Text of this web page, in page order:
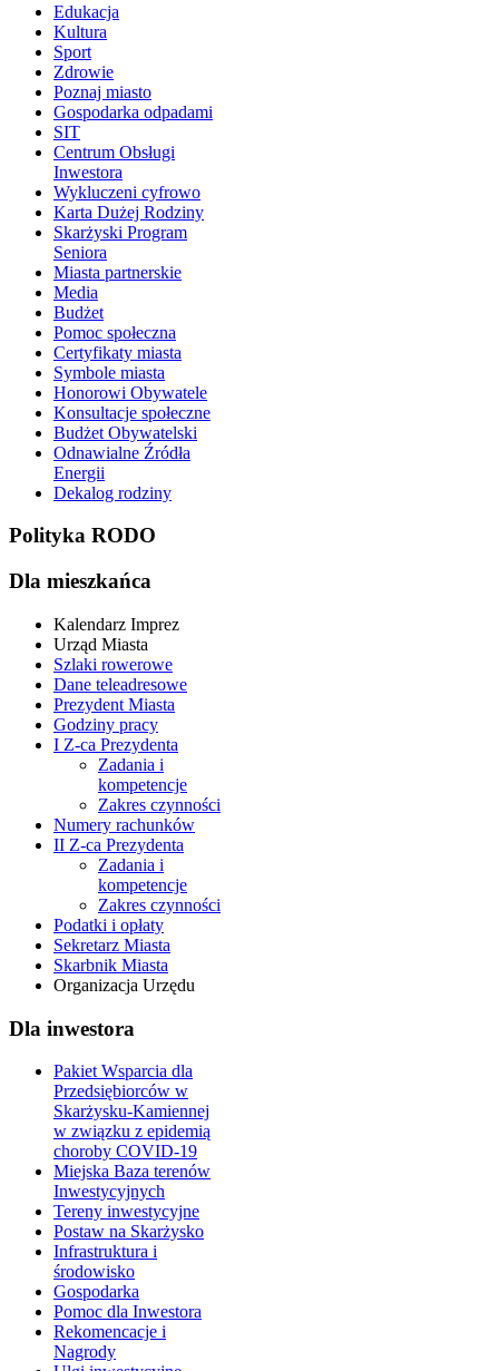
Edukacja
Kultura
Sport
Zdrowie
Poznaj miasto
Gospodarka odpadami
SIT
Centrum Obsługi
Inwestora
Wykluczeni cyfrowo
Karta Dużej Rodziny
Skarżyski Program
Seniora
Miasta partnerskie
Media
Budżet
Pomoc społeczna
Certyfikaty miasta
Symbole miasta
Honorowi Obywatele
Konsultacje społeczne
Budżet Obywatelski
Odnawialne Źródła
Energii
Dekalog rodziny
Polityka RODO
Dla mieszkańca
Kalendarz Imprez
Urząd Miasta
Szlaki rowerowe
Dane teleadresowe
Prezydent Miasta
Godziny pracy
I Z-ca Prezydenta
Zadania i
kompetencje
Zakres czynności
Numery rachunków
II Z-ca Prezydenta
Zadania i
kompetencje
Zakres czynności
Podatki i opłaty
Sekretarz Miasta
Skarbnik Miasta
Organizacja Urzędu
Dla inwestora
Pakiet Wsparcia dla
Przedsiębiorców w
Skarżysku-Kamiennej
w związku z epidemią
choroby COVID-19
Miejska Baza terenów
Inwestycyjnych
Tereny inwestycyjne
Postaw na Skarżysko
Infrastruktura i
środowisko
Gospodarka
Pomoc dla Inwestora
Rekomencacje i
Nagrody